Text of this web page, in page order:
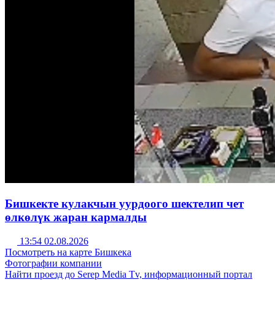
Бишкекте кулакчын уурдоого шектелип чет
өлкөлүк жаран кармалды
13:54 02.08.2026
Посмотреть на карте Бишкека
Фотографии компании
Найти проезд до Serep Media Tv, информационный портал